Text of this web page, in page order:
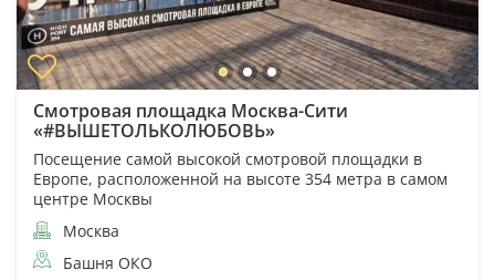
Смотровая площадка Москва-Сити
«#ВЫШЕТОЛЬКОЛЮБОВЬ»
Посещение самой высокой смотровой площадки в
Европе, расположенной на высоте 354 метра в самом
центре Москвы
Москва
Башня ОКО